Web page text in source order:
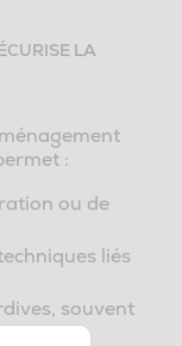
LA
:
ou de
liés
souvent